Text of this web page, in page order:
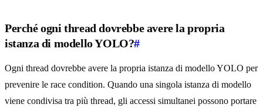
Perché ogni thread dovrebbe avere la propria
istanza di modello YOLO?#
Ogni thread dovrebbe avere la propria istanza di modello YOLO per
prevenire le race condition. Quando una singola istanza di modello
viene condivisa tra più thread, gli accessi simultanei possono portare